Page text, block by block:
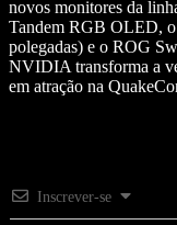
novos monitores da
Tandem RGB OLED,
polegadas) e o ROG
NVIDIA transforma a
em atração na
Inscrever-se